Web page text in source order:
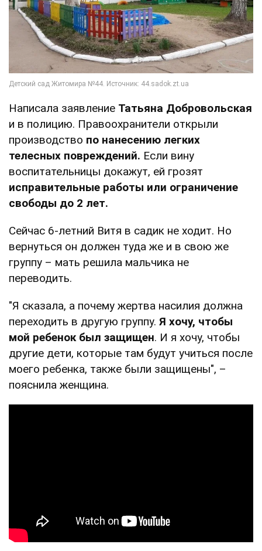
Написала заявление Татьяна Добровольская
и в полицию. Правоохранители открыли
производство по нанесению легких
телесных повреждений. Если вину
воспитательницы докажут, ей грозят
исправительные работы или ограничение
свободы до 2 лет.
Сейчас 6-летний Витя в садик не ходит. Но
вернуться он должен туда же и в свою же
группу – мать решила мальчика не
переводить.
"Я сказала, а почему жертва насилия должна
переходить в другую группу. Я хочу, чтобы
мой ребенок был защищен. И я хочу, чтобы
другие дети, которые там будут учиться после
моего ребенка, также были защищены", –
пояснила женщина.